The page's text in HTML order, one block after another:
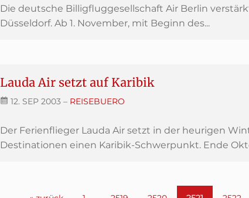
Die deutsche Billigfluggesellschaft Air Berlin
Düsseldorf. Ab 1. November, mit Beginn des...
Lauda Air setzt auf Karibik
12. SEP 2003 – REISEBUERO
Der Ferienflieger Lauda Air setzt in der heurigen
Destinationen einen Karibik-Schwerpunkt. Ende